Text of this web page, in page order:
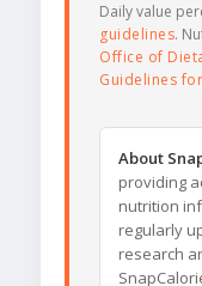
Daily value
guidelines.
Office of
Guidelines
About
providing
nutrition
regularly
research